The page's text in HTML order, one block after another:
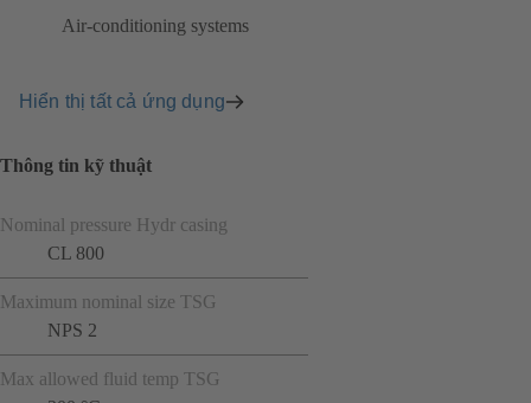
Air-conditioning systems
Hiển thị tất cả ứng dụng
Thông tin kỹ thuật
Nominal pressure Hydr casing
CL 800
Maximum nominal size TSG
NPS 2
Max allowed fluid temp TSG